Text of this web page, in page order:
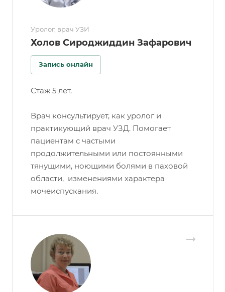
Уролог, врач УЗИ
Холов Сироджиддин Зафарович
Запись онлайн
Стаж 5 лет.
Врач консультирует, как уролог и
практикующий врач УЗД. Помогает
пациентам с частыми
продолжительными или постоянными
тянущими, ноющими болями в паховой
области, изменениями характера
мочеиспускания.